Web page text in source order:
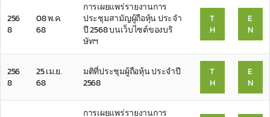
256
8
08 พ.ค.
68
การเผยแพร่รายงานการ
ประชุมสามัญผู้ถือหุ้น ประจำ
ปี 2568 บนเว็บไซต์ของบริ
ษัทฯ
T
H
E
N
256
8
25 เม.ย.
68
มติที่ประชุมผู้ถือหุ้น ประจำปี
2568
T
H
E
N
การเผยแพร่รายงานการ